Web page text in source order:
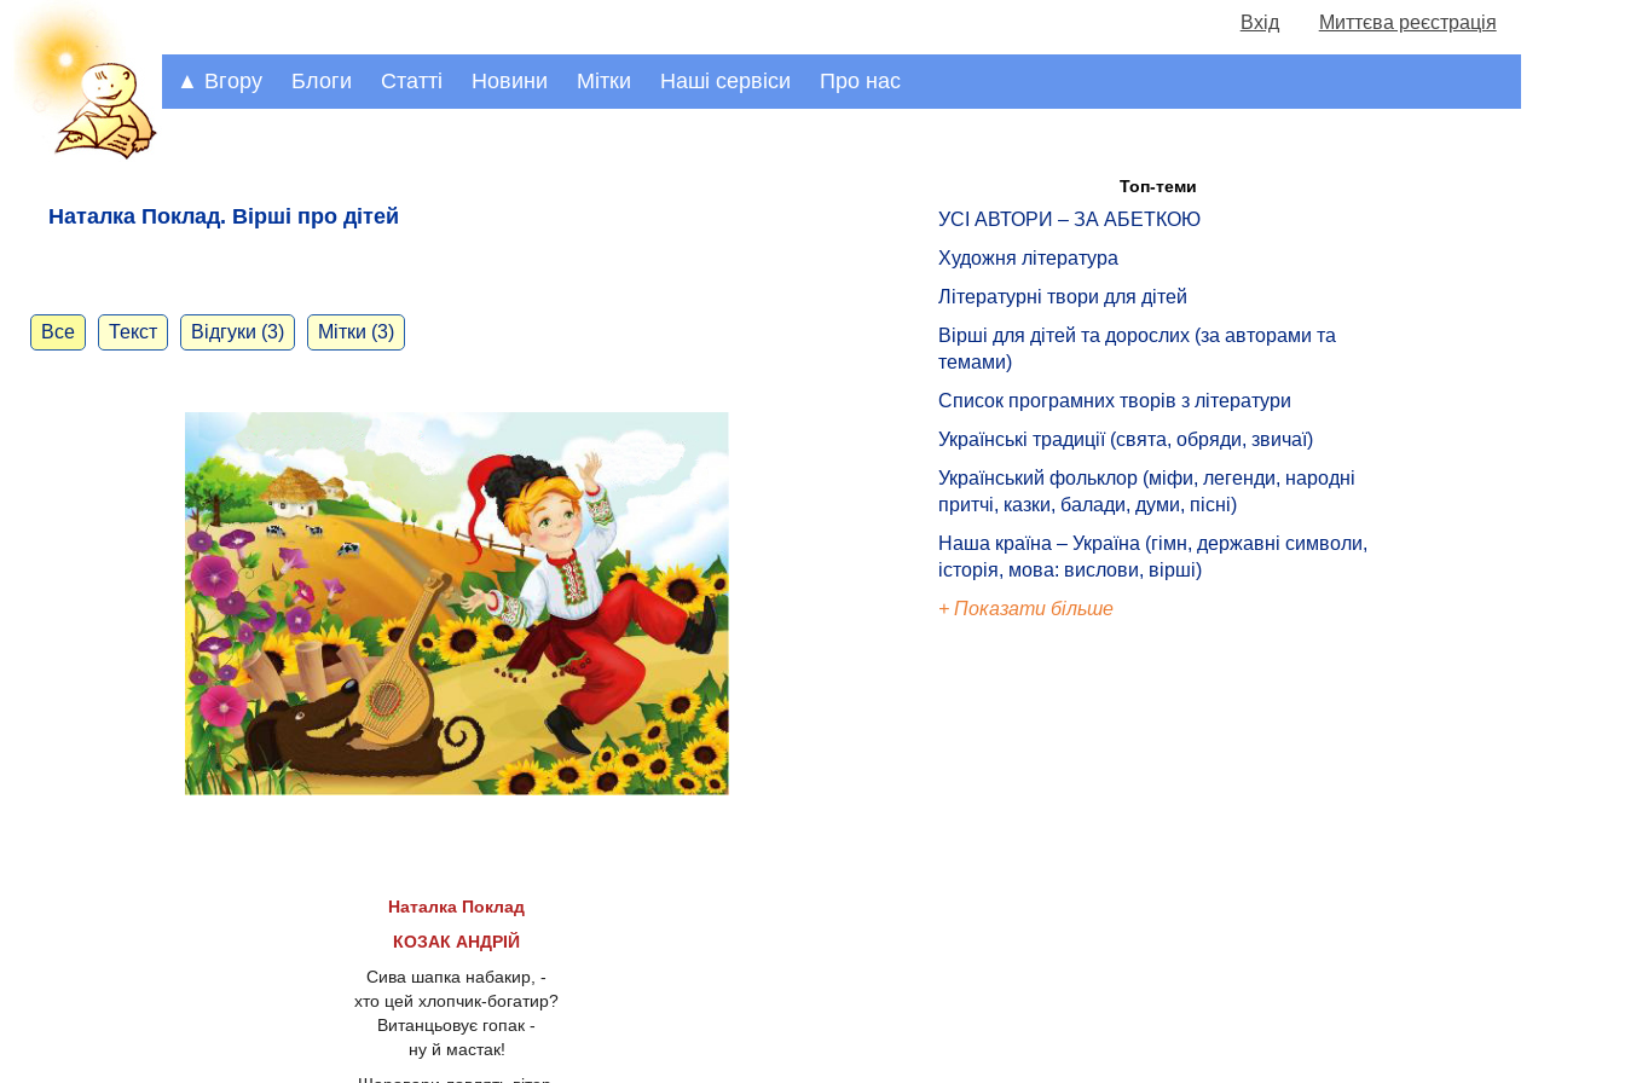
Вхід Миттєва реєстрація
▲ Вгору Блоги Статті Новини Мітки Наші сервіси Про нас
Наталка Поклад. Вірші про дітей
Все Текст Відгуки (3) Мітки (3)
Наталка Поклад
КОЗАК АНДРІЙ
Сива шапка набакир, -
хто цей хлопчик-богатир?
Витанцьовує гопак -
ну й мастак!
Топ-теми
УСІ АВТОРИ – ЗА АБЕТКОЮ
Художня література
Літературні твори для дітей
Вірші для дітей та дорослих (за авторами та
темами)
Список програмних творів з літератури
Українські традиції (свята, обряди, звичаї)
Український фольклор (міфи, легенди, народні
притчі, казки, балади, думи, пісні)
Наша країна – Україна (гімн, державні символи,
історія, мова: вислови, вірші)
+ Показати більше